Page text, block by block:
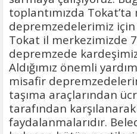
toplantımızda
depremzedelerimiz
Tokat il merkezimizde
depremzede
Aldığımız önemli
misafir
taşıma araçlarından
tarafından
faydalanmalarıdır.